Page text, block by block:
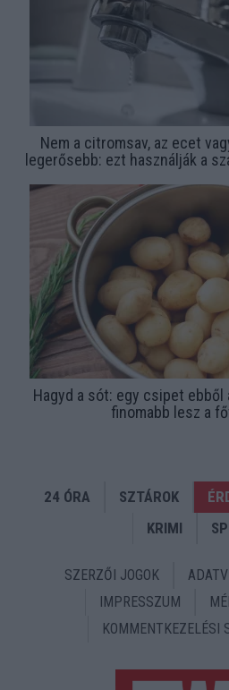
Nem a citromsav, az ecet
legerősebb: ezt használják a
Hagyd a sót: egy csipet ebből
finomabb lesz a
24 ÓRA SZTÁROK
KRIMI
SZERZŐI JOGOK
IMPRESSZUM
KOMMENTKEZELÉSI